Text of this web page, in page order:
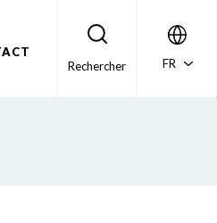
Rechercher
FR